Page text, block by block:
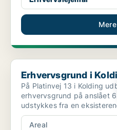
Erhvervsgrund i Kolding
Erhvervsgrund i
På Platinvej 13 i Kolding
erhvervsgrund på anslået
udstykkes fra en
endelige grund...
Areal